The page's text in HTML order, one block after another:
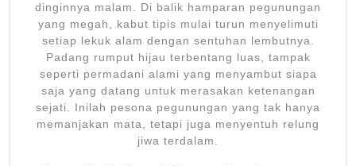
dinginnya malam. Di balik hamparan pegunungan
yang megah, kabut tipis mulai turun menyelimuti
setiap lekuk alam dengan sentuhan lembutnya.
Padang rumput hijau terbentang luas, tampak
seperti permadani alami yang menyambut siapa
saja yang datang untuk merasakan ketenangan
sejati. Inilah pesona pegunungan yang tak hanya
memanjakan mata, tetapi juga menyentuh relung
jiwa terdalam.